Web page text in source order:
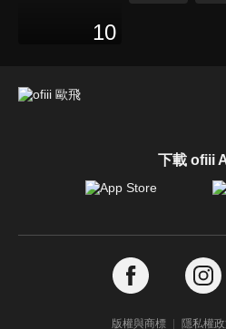
10
下載 ofiii
版權與商標 隱私權